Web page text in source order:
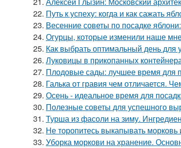
22. Путь к успеху: когда и как сажать
23. Весенние советы по посадке
24. Огурцы, которые изменили наше
25. Как выбрать оптимальный день для
26. Луковицы в прикопанных
27. Плодовые сады: лучшее время для
28. Галька от гравия чем отличается.
29. Осень - идеальное время для
30. Полезные советы для успешного
31. Турша из фасоли на зиму.
32. Не торопитесь выкапывать
33. Уборка моркови на хранение.